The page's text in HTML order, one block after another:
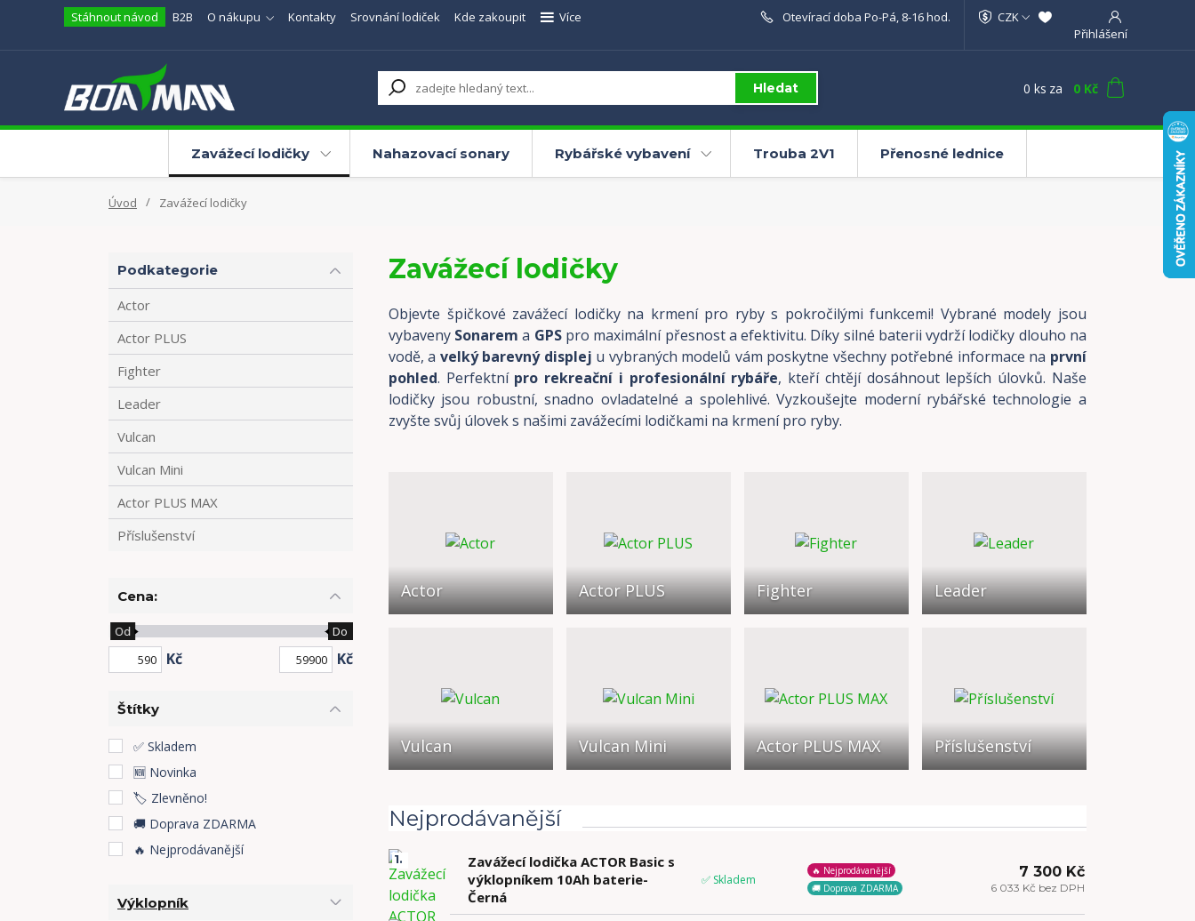
Stáhnout návod B2B O nákupu Kontakty Srovnání lodiček Kde zakoupit Více
CZK
Přihlášení
Hledat
Otevírací doba Po-Pá, 8-16 hod.
0 ks za 0 Kč
Zavážecí lodičky Nahazovací sonary Rybářské vybavení Trouba 2V1 Přenosné lednice
Úvod Zavážecí lodičky
Zavážecí lodičky
Objevte špičkové zavážecí lodičky na krmení pro ryby s pokročilými funkcemi! Vybrané modely jsou
vybaveny Sonarem a GPS pro maximální přesnost a efektivitu. Díky silné baterii vydrží lodičky dlouho na
vodě, a velký barevný displej u vybraných modelů vám poskytne všechny potřebné informace na první
pohled. Perfektní pro rekreační i profesionální rybáře, kteří chtějí dosáhnout lepších úlovků. Naše
lodičky jsou robustní, snadno ovladatelné a spolehlivé. Vyzkoušejte moderní rybářské technologie a
zvyšte svůj úlovek s našimi zavážecími lodičkami na krmení pro ryby.
Actor Actor PLUS Fighter Leader
Vulcan Vulcan Mini Actor PLUS MAX Příslušenství
Nejprodávanější
1.
Zavážecí lodička ACTOR Basic s
výklopníkem 10Ah baterie-
Černá
✅ Skladem
🔥 Nejprodávanější
🚚 Doprava ZDARMA
7 300 Kč
6 033 Kč bez DPH
Podkategorie
Actor
Actor PLUS
Fighter
Leader
Vulcan
Vulcan Mini
Actor PLUS MAX
Příslušenství
Cena:
Kč
Od Do
Kč
Štítky
✅ Skladem
🆕 Novinka
🏷️ Zlevněno!
🚚 Doprava ZDARMA
🔥 Nejprodávanější
Výklopník